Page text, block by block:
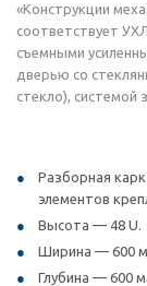
«Конструкции
соответствует
съемными
дверью со
стекло), системой
Разборная
элементов
Высота — 48 U.
Ширина — 600
Глубина — 600